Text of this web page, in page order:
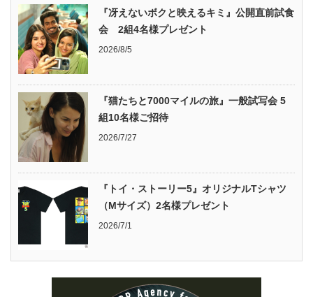
『冴えないボクと映えるキミ』公開直前試食
会 2組4名様プレゼント
2026/8/5
『猫たちと7000マイルの旅』一般試写会 5
組10名様ご招待
2026/7/27
『トイ・ストーリー5』オリジナルTシャツ
（Mサイズ）2名様プレゼント
2026/7/1